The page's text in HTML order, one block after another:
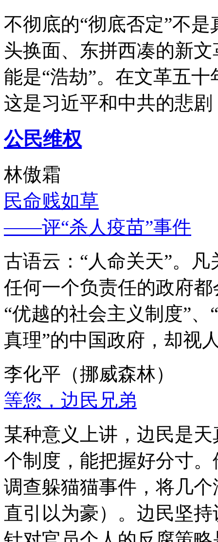
不彻底的“彻底否定”不
头换面、东拼西凑的新
能是“浩劫”。在文革五
这是习近平和中共的悲
公民维权
林傲霜
民命贱如草
——评“杀人疫苗”事件
古语云：“人命关天”。
任何一个负责任的政府
“优越的社会主义制度”
真理”的中国政府，却视
李化平（挪威森林）
等您，边民兄弟
某种意义上讲，边民是
个制度，能把握好分寸
调查躲猫猫事件，将几
直引以为豪）。边民坚